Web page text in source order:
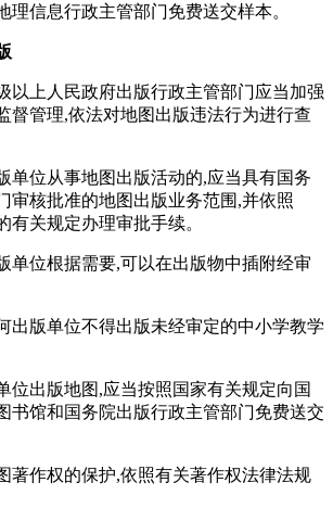
理信息行政主管部门免费送交样本。
以上人民政府出版行政主管部门应当加强
督管理,依法对地图出版违法行为进行查
单位从事地图出版活动的,应当具有国务
审核批准的地图出版业务范围,并依照
有关规定办理审批手续。
单位根据需要,可以在出版物中插附经审
出版单位不得出版未经审定的中小学教学
位出版地图,应当按照国家有关规定向国
书馆和国务院出版行政主管部门免费送交
著作权的保护,依照有关著作权法律法规